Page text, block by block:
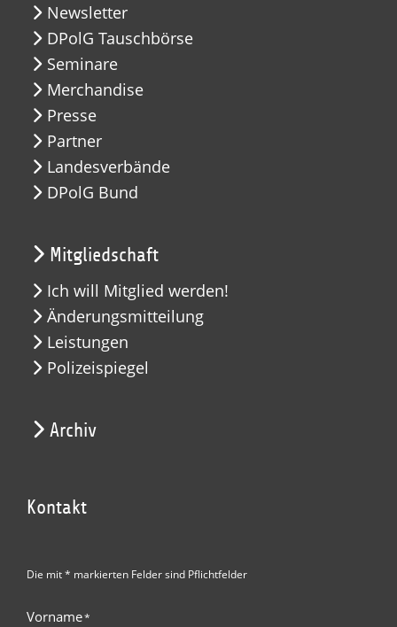
Newsletter
DPolG Tauschbörse
Seminare
Merchandise
Presse
Partner
Landesverbände
DPolG Bund
Mitgliedschaft
Ich will Mitglied werden!
Änderungsmitteilung
Leistungen
Polizeispiegel
Archiv
Kontakt
Die mit * markierten Felder sind Pflichtfelder
Vorname*